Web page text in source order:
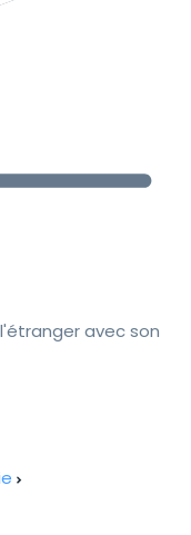
avec son